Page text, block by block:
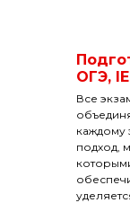
ОГЭ,
Все
каждому
подход,